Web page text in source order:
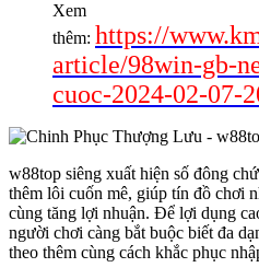
Xem
thêm: https://
article/98win-gb-
cuoc-2024-02-07-
w88top siêng xuất hiện số đông
thêm lôi cuốn mê, giúp tín đồ chơi
cùng tăng lợi nhuận. Để lợi dụng
người chơi càng bắt buộc biết đa
theo thêm cùng cách khắc phục